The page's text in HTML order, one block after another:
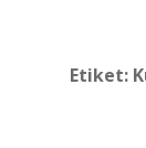
Etiket: